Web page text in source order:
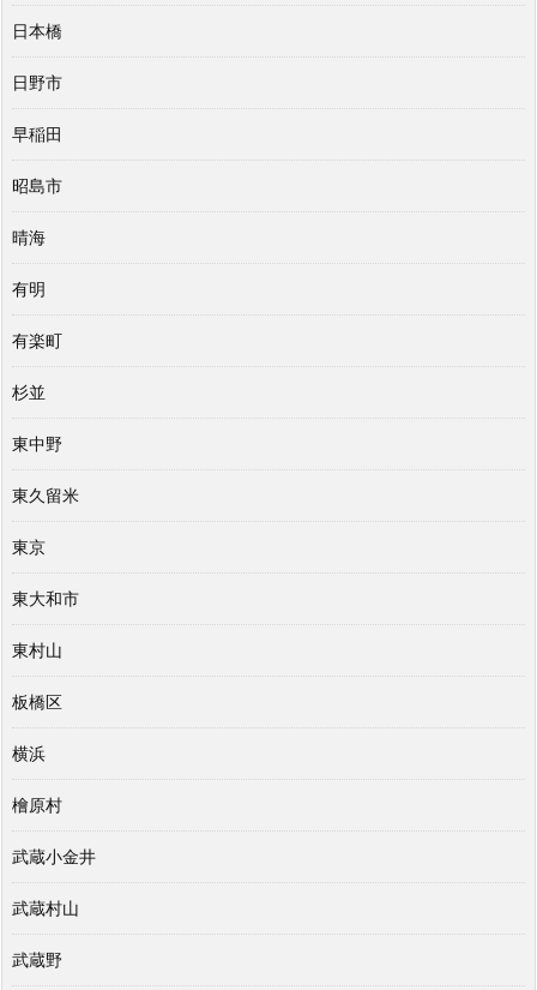
日本橋
日野市
早稲田
昭島市
晴海
有明
有楽町
杉並
東中野
東久留米
東京
東大和市
東村山
板橋区
横浜
檜原村
武蔵小金井
武蔵村山
武蔵野